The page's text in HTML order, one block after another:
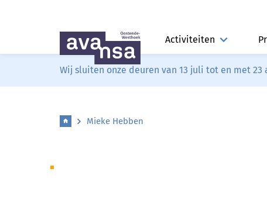
Activiteiten
Wij sluiten onze deuren van 13 juli tot en met 23
Mieke Hebben